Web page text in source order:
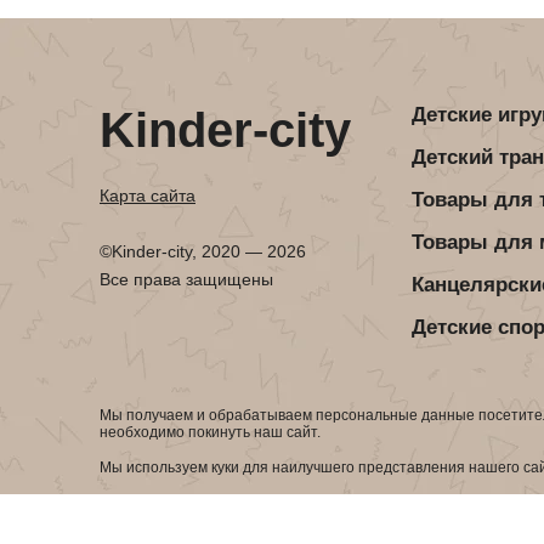
Новогодние украшения
Детская мебель
Канцелярские товары
Канцелярские товары
Kinder-city
Карта сайта
©Kinder-city, 2020 — 2026
Все права защищены
Детские
Детский
Товары для
Товары для
Детские
Мы получаем и обрабатываем персональные данные
необходимо покинуть наш сайт.
Мы используем куки для наилучшего представления нашего